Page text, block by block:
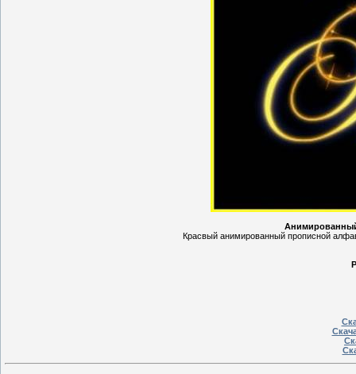
Красвый анимированный прописной